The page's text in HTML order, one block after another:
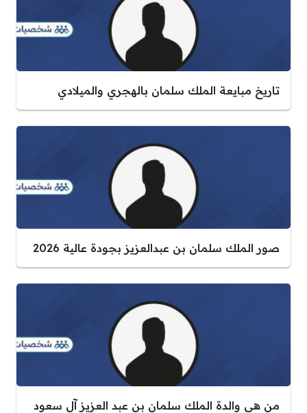
تاريخ مبايعة الملك سلمان بالهجري والميلادي
صور الملك سلمان بن عبدالعزيز بجودة عالية 2026
من هي والدة الملك سلمان بن عبد العزيز آل سعود